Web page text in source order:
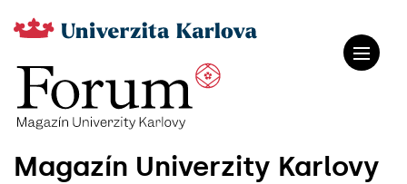
Magazín Univerzity Karlovy